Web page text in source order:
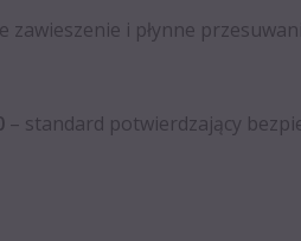
zawieszenie i płynne
– standard potwierdzający